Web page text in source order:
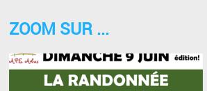
ZOOM SUR ...